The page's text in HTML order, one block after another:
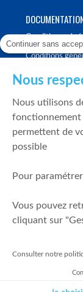
Conditions
Conditions
Politique de
Politique de
Fonds de
Mentions
Prévention de
Politique de
Continuer sans
Nous
Nous utilisons
fonctionnement
permettent de
possible
Pour
Vous pouvez
cliquant sur
Consulter notre